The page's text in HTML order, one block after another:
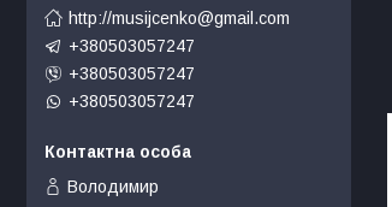
http://musijcenko@gmail.com
+380503057247
+380503057247
+380503057247
Володимир